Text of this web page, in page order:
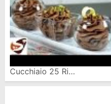
Cucchiaio 25 Ri…